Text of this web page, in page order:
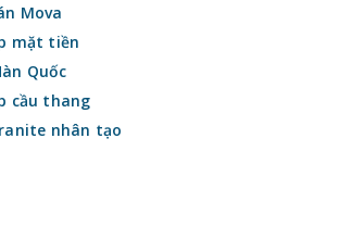
Mova
mặt tiền
Quốc
cầu thang
nhân tạo